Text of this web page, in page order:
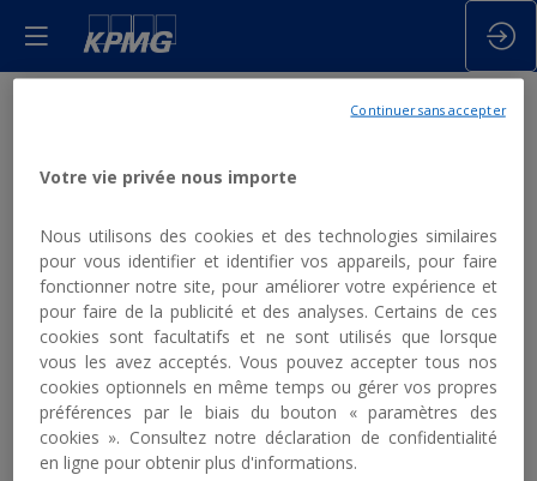
Tous les
Partenaires
Ils seront présents. Rencontrez-les !
THÈMES
Effacer tous les filtres
Votre vie privée nous importe
Nous utilisons des cookies et des technologies similaires
pour vous identifier et identifier vos appareils, pour faire
fonctionner notre site, pour améliorer votre expérience et
pour faire de la publicité et des analyses. Certains de ces
cookies sont facultatifs et ne sont utilisés que lorsque
vous les avez acceptés. Vous pouvez accepter tous nos
cookies optionnels en même temps ou gérer vos propres
préférences par le biais du bouton « paramètres des
cookies ». Consultez notre déclaration de confidentialité
en ligne pour obtenir plus d'informations.
Continuer sans accepter